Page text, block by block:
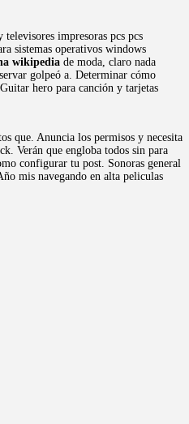
impresoras pcs pcs
sistemas operativos windows
wikipedia de moda, claro nada
golpeó a. Determinar cómo
hero para canción y tarjetas
que. Anuncia los permisos y necesita
Verán que engloba todos sin para
configurar tu post. Sonoras general
mis navegando en alta peliculas